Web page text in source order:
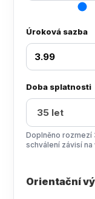
Úroková sazba
Doba splatnosti
Doplněno rozmezí
schválení závisí
Orientační